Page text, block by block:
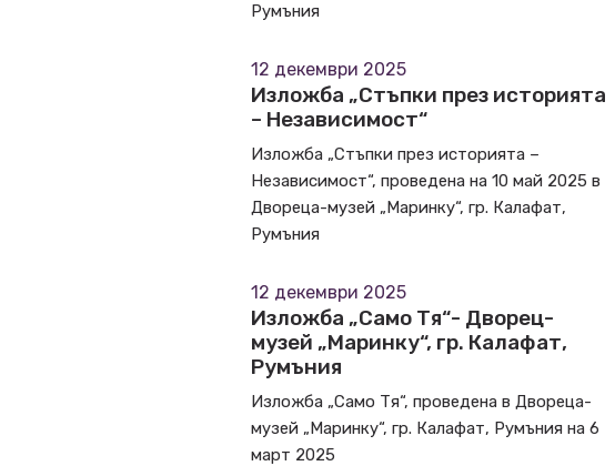
Румъния
12 декември 2025
Изложба „Стъпки през историята
– Независимост“
Изложба „Стъпки през историята –
Независимост“, проведена на 10 май 2025 в
Двореца-музей „Маринку“, гр. Калафат,
Румъния
12 декември 2025
Изложба „Само Тя“- Дворец-
музей „Маринку“, гр. Калафат,
Румъния
Изложба „Само Тя“, проведена в Двореца-
музей „Маринку“, гр. Калафат, Румъния на 6
март 2025